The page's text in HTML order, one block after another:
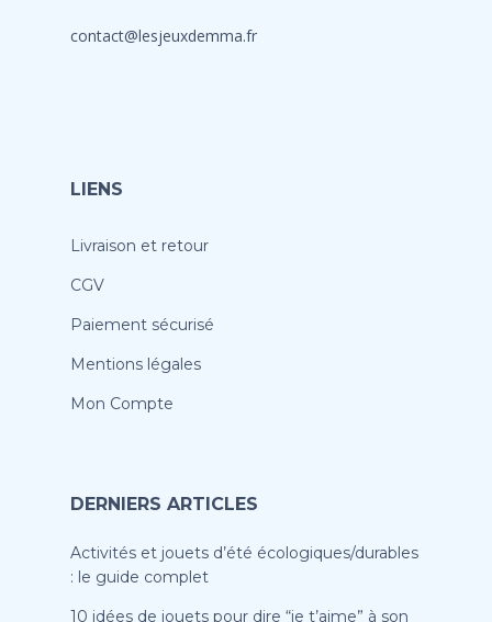
contact@lesjeuxdemma.fr
LIENS
Livraison et retour
CGV
Paiement sécurisé
Mentions légales
Mon Compte
DERNIERS ARTICLES
Activités et jouets d’été écologiques/durables
: le guide complet
10 idées de jouets pour dire “je t’aime” à son